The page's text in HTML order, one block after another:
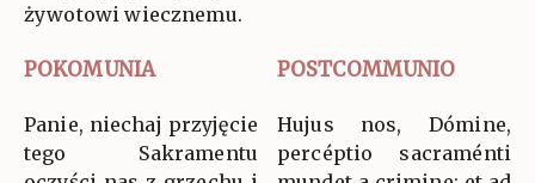
żywotowi wiecznemu.
POKOMUNIA POSTCOMMUNIO
Panie, niechaj przyjęcie
tego Sakramentu
Hujus nos, Dómine,
percéptio sacraménti